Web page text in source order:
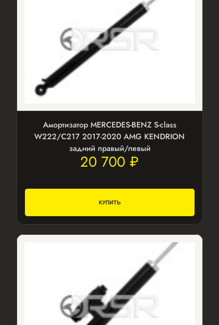
Амортизатор MERCEDES-BENZ S-class
W222/C217 2017-2020 AMG KENDRION
задний правый/левый
20 700 ₽
КУПИТЬ